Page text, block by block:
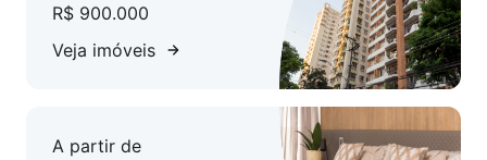
R$ 900.000
Veja imóveis
A partir de